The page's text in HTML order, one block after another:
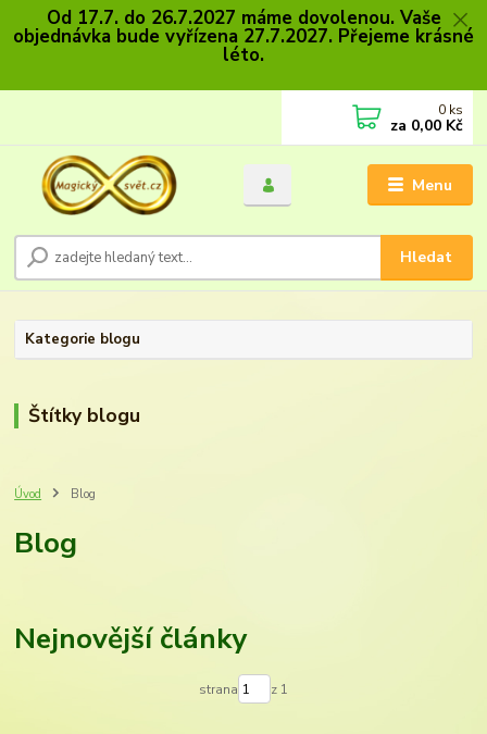
Od 17.7. do 26.7.2027 máme dovolenou. Vaše
objednávka bude vyřízena 27.7.2027. Přejeme krásné
léto.
Menu
Hledat
0 ks
za 0,00 Kč
Kategorie blogu
Štítky blogu
Úvod Blog
Blog
Nejnovější články
strana z 1